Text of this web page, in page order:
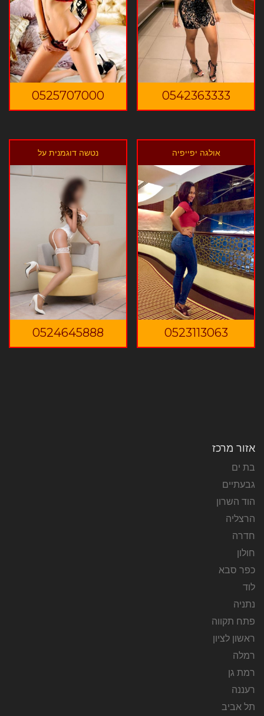
0542363333
0525707000
אולגה יפייפיה
0523113063
נטשה דוגמנית על
0524645888
אזור מרכז
בת ים
גבעתיים
הוד השרון
הרצליה
חדרה
חולון
כפר סבא
לוד
נתניה
פתח תקווה
ראשון לציון
רמלה
רמת גן
רעננה
תל אביב